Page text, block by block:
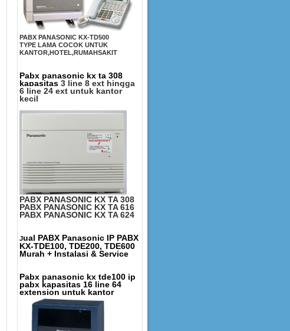
PABX PANASONIC KX-TD500
TYPE LAMA COCOK UNTUK
KANTOR,HOTEL,RUMAHSAKIT
Pabx panasonic kx ta 308
kapasitas 3 line 8 ext hingga
6 line 24 ext untuk kantor
kecil
PABX PANASONIC KX TA 308
PABX PANASONIC KX TA 616
PABX PANASONIC KX TA 624
Jual PABX Panasonic IP PABX
KX-TDE100, TDE200, TDE600
Murah + Instalasi & Service
Pabx panasonic kx tde100 ip
pabx kapasitas 16 line 64
extension untuk kantor